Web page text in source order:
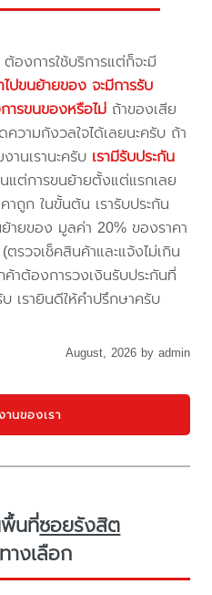
องการใช้บริการแต่ก็จะมี
ไปขนย้ายของ จะมีการรับ
ารขนของหรือไม่ ถ้าของเสีย
วามกังวลใจได้เลยนะครับ ถ้า
านเรานะครับ เรามีรับประกัน
แต่การขนย้ายตั้งแต่แรกเลย
าถูก ในขั้นต้น เรารับประกัน
ายของ มูลค่า 20% ของราคา
รวจเช็คสินค้าและแจ้งไม่เกิน
ต้องการวงเงินรับประกันที่
เรายินดีให้คำปรึกษาครับ
August, 2026 by admin
นของเรา
พื้นที่ซอยรังสิต
างเลือก